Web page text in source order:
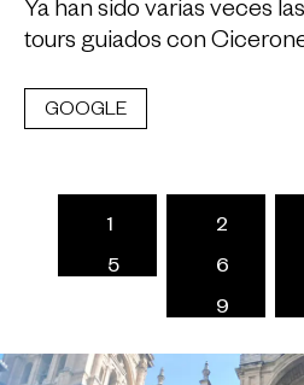
Ya han sido varias veces
tours guiados con
GOOGLE
1 2
5
6
9